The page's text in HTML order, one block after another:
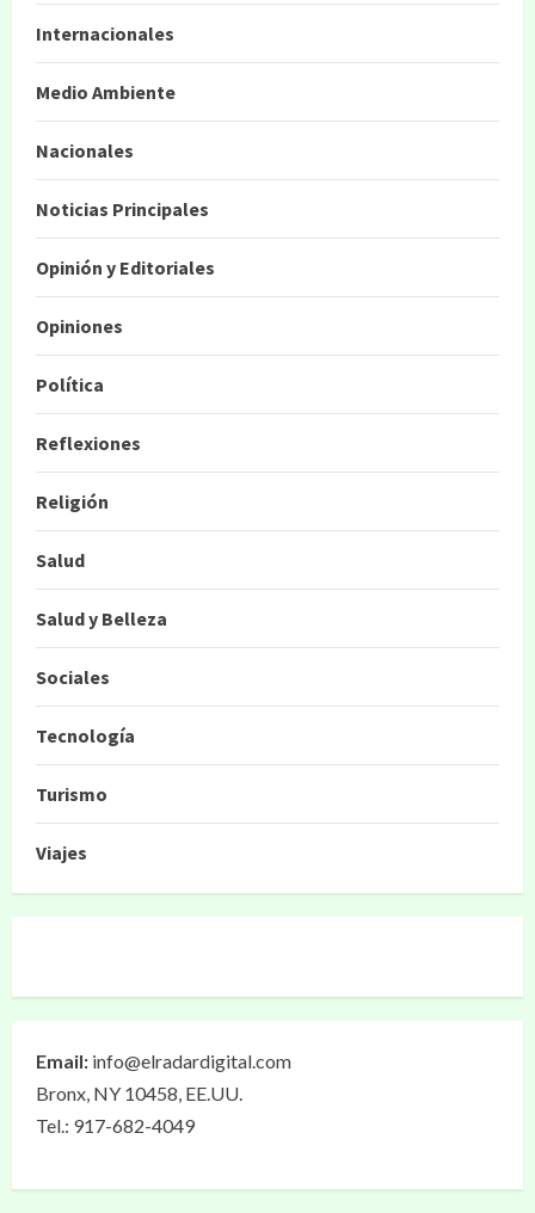
Internacionales
Medio Ambiente
Nacionales
Noticias Principales
Opinión y Editoriales
Opiniones
Política
Reflexiones
Religión
Salud
Salud y Belleza
Sociales
Tecnología
Turismo
Viajes
Email: info@elradardigital.com
Bronx, NY 10458, EE.UU.
Tel.: 917-682-4049